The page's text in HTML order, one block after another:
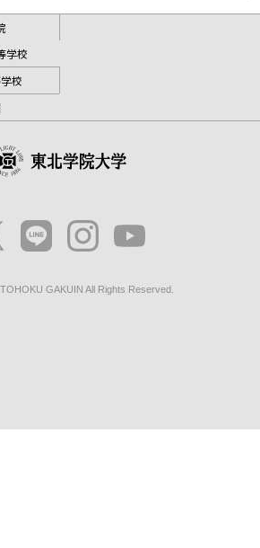
学校
校
GAKUIN All Rights Reserved.